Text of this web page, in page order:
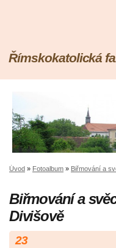
Římskokatolická
Úvod » Fotoalbum » Biřmování a
Biřmování a
Divišově
23